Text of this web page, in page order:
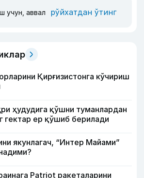
учун, аввал рўйхатдан ўтинг
Қирғизистонга кўчириш
ҳудудига қўшни туманлардан
гектар ер қўшиб берилади
якунлагач, “Интер Майами”
Patriot ракеталарини